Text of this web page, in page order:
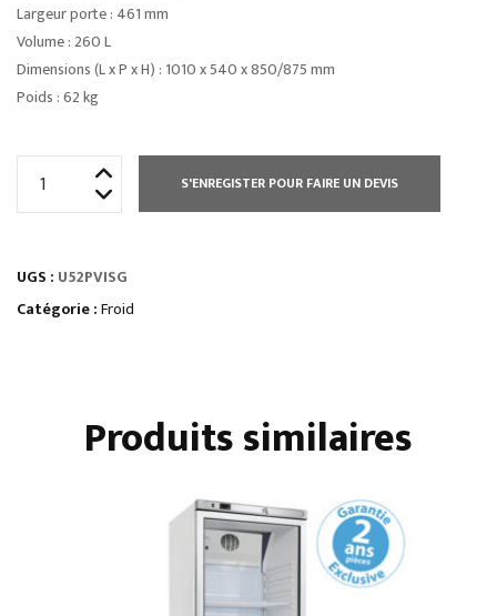
Largeur porte : 461 mm
Volume : 260 L
Dimensions (L x P x H) : 1010 x 540 x 850/875 mm
Poids : 62 kg
INOX
2
S'ENREGISTER POUR FAIRE UN DEVIS
UGS : U52PVISG
Catégorie :Froid
Produits similaires